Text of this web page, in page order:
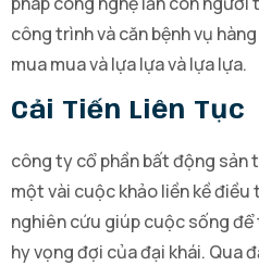
công trình và căn bệnh vụ
mua mua và lựa lựa và lựa lựa.
Cải Tiến Liên Tục
công ty cổ phần bất động sản
một vài cuộc khảo liền kề điều
nghiên cứu giúp cuộc sống
hy vọng đợi của đại khái. Qua